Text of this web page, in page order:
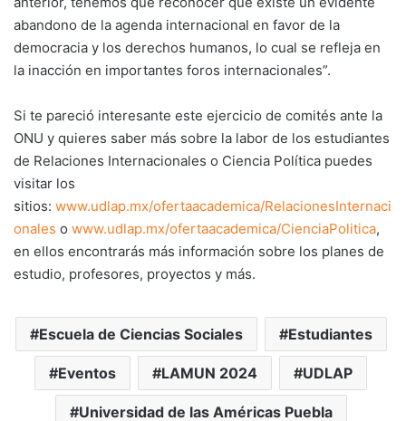
abandono de la agenda internacional en favor de la
democracia y los derechos humanos, lo cual se refleja en
la inacción en importantes foros internacionales”.
Si te pareció interesante este ejercicio de comités ante la
ONU y quieres saber más sobre la labor de los estudiantes
de Relaciones Internacionales o Ciencia Política puedes
visitar los
sitios: www.udlap.mx/ofertaacademica/RelacionesInternaci
onales o www.udlap.mx/ofertaacademica/CienciaPolitica,
en ellos encontrarás más información sobre los planes de
estudio, profesores, proyectos y más.
Escuela de Ciencias Sociales Estudiantes
Eventos LAMUN 2024 UDLAP
Universidad de las Américas Puebla